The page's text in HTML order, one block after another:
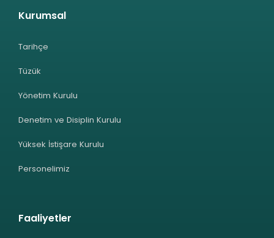
Kurumsal
Tarihçe
Tüzük
Yönetim Kurulu
Denetim ve Disiplin Kurulu
Yüksek İstişare Kurulu
Personelimiz
Faaliyetler